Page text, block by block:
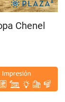
Chenel